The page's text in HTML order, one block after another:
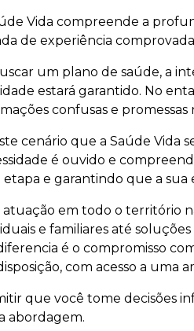
Vida compreende a
de experiência
um plano de saúde, a
estará garantido. No
confusas e
cenário que a Saúde Vida
é ouvido e
etapa e garantindo que a
atuação em todo o território
e familiares até
é o compromisso
com acesso a uma
que você tome decisões
abordagem.